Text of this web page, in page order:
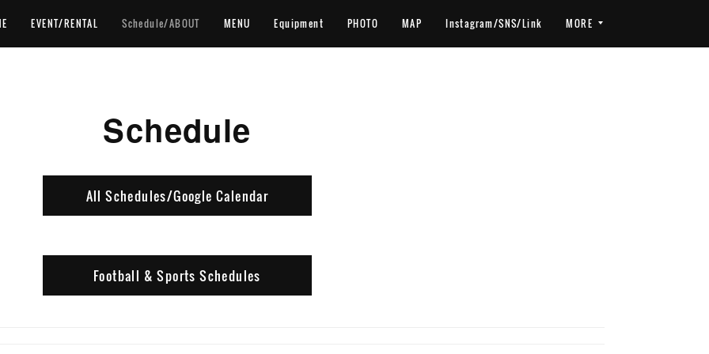
EVENT/RENTAL Schedule/ABOUT MENU Equipment PHOTO MAP Instagram/SNS/Link MORE
Schedule
All Schedules/Google Calendar
Football & Sports Schedules